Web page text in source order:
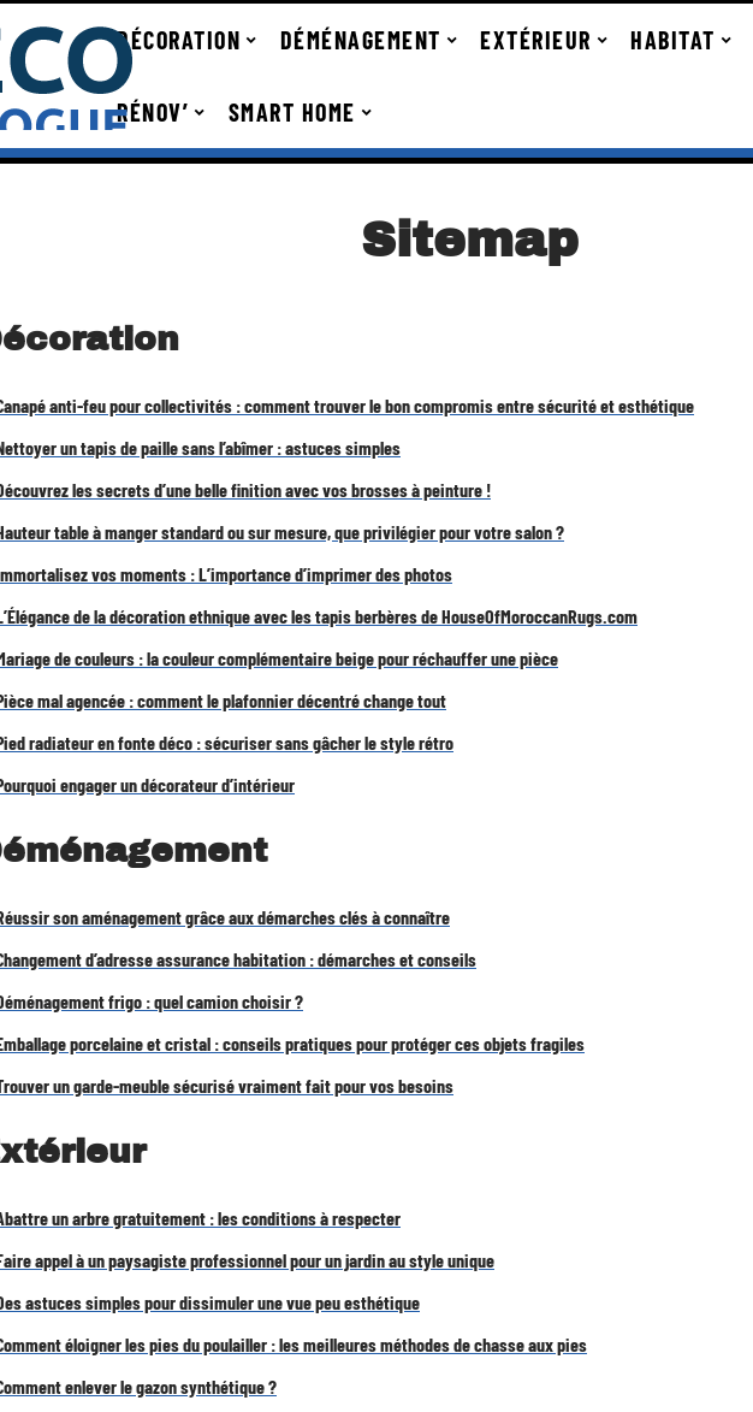
DÉCORATION DÉMÉNAGEMENT EXTÉRIEUR HABITAT
RÉNOV’ SMART HOME
Sitemap
anti-feu pour collectivités : comment trouver le bon compromis entre sécurité et esthétique
un tapis de paille sans l’abîmer : astuces simples
les secrets d’une belle finition avec vos brosses à peinture !
table à manger standard ou sur mesure, que privilégier pour votre salon ?
vos moments : L’importance d’imprimer des photos
de la décoration ethnique avec les tapis berbères de HouseOfMoroccanRugs.com
de couleurs : la couleur complémentaire beige pour réchauffer une pièce
mal agencée : comment le plafonnier décentré change tout
radiateur en fonte déco : sécuriser sans gâcher le style rétro
engager un décorateur d’intérieur
son aménagement grâce aux démarches clés à connaître
d’adresse assurance habitation : démarches et conseils
frigo : quel camion choisir ?
porcelaine et cristal : conseils pratiques pour protéger ces objets fragiles
un garde-meuble sécurisé vraiment fait pour vos besoins
un arbre gratuitement : les conditions à respecter
appel à un paysagiste professionnel pour un jardin au style unique
astuces simples pour dissimuler une vue peu esthétique
éloigner les pies du poulailler : les meilleures méthodes de chasse aux pies
enlever le gazon synthétique ?